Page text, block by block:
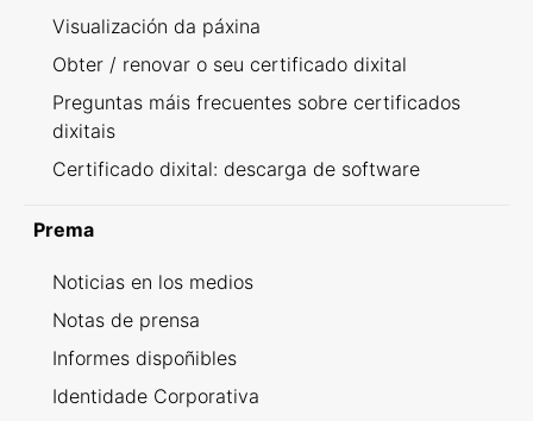
Visualización da páxina
Obter / renovar o seu certificado dixital
Preguntas máis frecuentes sobre certificados
dixitais
Certificado dixital: descarga de software
Prema
Noticias en los medios
Notas de prensa
Informes dispoñibles
Identidade Corporativa